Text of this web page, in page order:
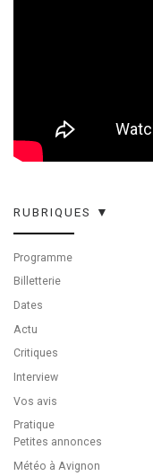
RUBRIQUES ▼
Programme
Billetterie
Dates
Actu
Critiques
Interview
Vos avis
Pratique
Petites annonces
Météo à Avignon